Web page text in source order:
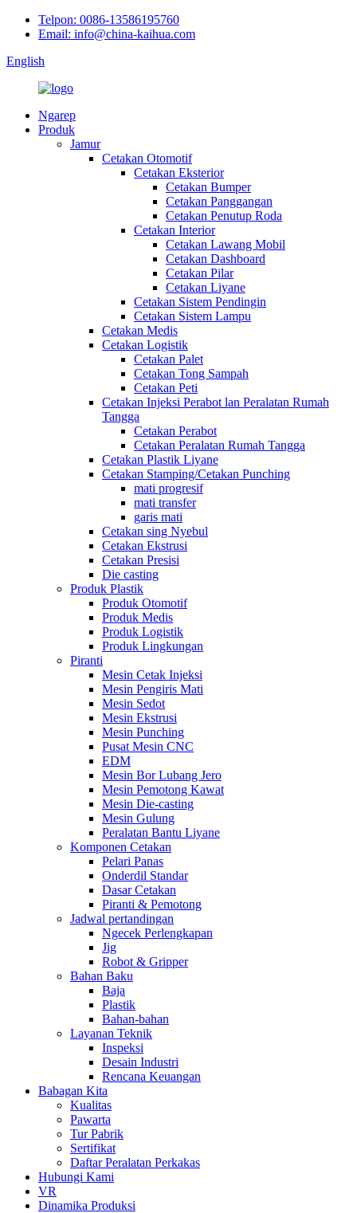
Telpon: 0086-13586195760
Email: info@china-kaihua.com
English
Ngarep
Produk
Jamur
Cetakan Otomotif
Cetakan Eksterior
Cetakan Bumper
Cetakan Panggangan
Cetakan Penutup Roda
Cetakan Interior
Cetakan Lawang Mobil
Cetakan Dashboard
Cetakan Pilar
Cetakan Liyane
Cetakan Sistem Pendingin
Cetakan Sistem Lampu
Cetakan Medis
Cetakan Logistik
Cetakan Palet
Cetakan Tong Sampah
Cetakan Peti
Cetakan Injeksi Perabot lan Peralatan Rumah
Tangga
Cetakan Perabot
Cetakan Peralatan Rumah Tangga
Cetakan Plastik Liyane
Cetakan Stamping/Cetakan Punching
mati progresif
mati transfer
garis mati
Cetakan sing Nyebul
Cetakan Ekstrusi
Cetakan Presisi
Die casting
Produk Plastik
Produk Otomotif
Produk Medis
Produk Logistik
Produk Lingkungan
Piranti
Mesin Cetak Injeksi
Mesin Pengiris Mati
Mesin Sedot
Mesin Ekstrusi
Mesin Punching
Pusat Mesin CNC
EDM
Mesin Bor Lubang Jero
Mesin Pemotong Kawat
Mesin Die-casting
Mesin Gulung
Peralatan Bantu Liyane
Komponen Cetakan
Pelari Panas
Onderdil Standar
Dasar Cetakan
Piranti & Pemotong
Jadwal pertandingan
Ngecek Perlengkapan
Jig
Robot & Gripper
Bahan Baku
Baja
Plastik
Bahan-bahan
Layanan Teknik
Inspeksi
Desain Industri
Rencana Keuangan
Babagan Kita
Kualitas
Pawarta
Tur Pabrik
Sertifikat
Daftar Peralatan Perkakas
Hubungi Kami
VR
Dinamika Produksi